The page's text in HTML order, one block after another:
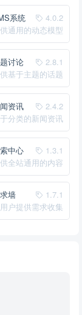
4.0.2
系统
通用的动态模型
管理系统
2.8.1
讨论
基于主题的话题
讨论功能
2.4.2
资讯
分类的新闻资讯
管理
1.3.1
中心
全站通用的内容
中心
1.7.1
墙
户提供需求收集
能